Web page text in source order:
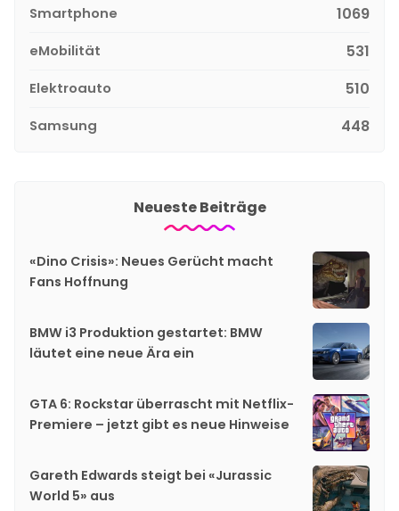
Smartphone 1069
eMobilität 531
Elektroauto 510
Samsung 448
Neueste Beiträge
«Dino Crisis»: Neues Gerücht macht
Fans Hoffnung
BMW i3 Produktion gestartet: BMW
läutet eine neue Ära ein
GTA 6: Rockstar überrascht mit Netflix-
Premiere – jetzt gibt es neue Hinweise
Gareth Edwards steigt bei «Jurassic
World 5» aus